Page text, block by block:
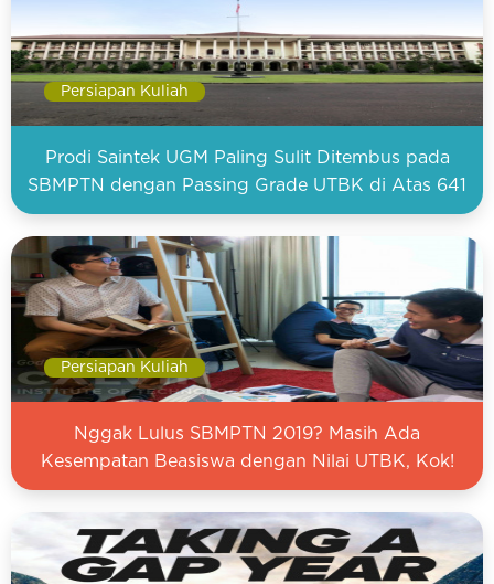
Persiapan Kuliah
Prodi Saintek UGM Paling Sulit Ditembus pada
SBMPTN dengan Passing Grade UTBK di Atas 641
Persiapan Kuliah
Nggak Lulus SBMPTN 2019? Masih Ada
Kesempatan Beasiswa dengan Nilai UTBK, Kok!